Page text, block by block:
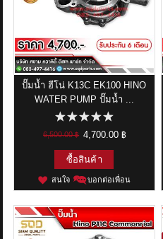
ปั๊มน้ำ ฮีโน่ K13C EK100 HINO
WATER PUMP ปั๊มน้ำ ...
6,500.00 ฿ 4,700.00 ฿
ซื้อสินค้า
สนใจ บอกต่อเพื่อน